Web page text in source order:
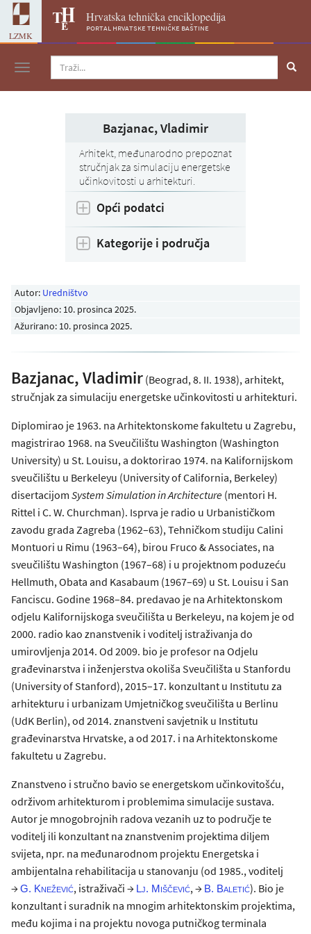
LZMK
Hrvatska tehnička enciklopedija
portal hrvatske tehničke baštine
Navigacija
Autor: Uredništvo
Objavljeno: 10. prosinca 2025.
Ažurirano: 10. prosinca 2025.
Bazjanac, Vladimir (Beograd, 8. II. 1938), arhitekt,
stručnjak za simulaciju energetske učinkovitosti u arhitekturi.
Diplomirao je 1963. na Arhitektonskome fakultetu u Zagrebu,
magistrirao 1968. na Sveučilištu Washington (Washington
University) u St. Louisu, a doktorirao 1974. na Kalifornijskom
sveučilištu u Berkeleyu (University of California, Berkeley)
disertacijom System Simulation in Architecture (mentori H.
Rittel i C. W. Churchman). Isprva je radio u Urbanističkom
zavodu grada Zagreba (1962–63), Tehničkom studiju Calini
Montuori u Rimu (1963–64), birou Fruco & Associates, na
sveučilištu Washington (1967–68) i u projektnom poduzeću
Hellmuth, Obata and Kasabaum (1967–69) u St. Louisu i San
Fanciscu. Godine 1968–84. predavao je na Arhitektonskom
odjelu Kalifornijskoga sveučilišta u Berkeleyu, na kojem je od
2000. radio kao znanstvenik i voditelj istraživanja do
umirovljenja 2014. Od 2009. bio je profesor na Odjelu
građevinarstva i inženjerstva okoliša Sveučilišta u Stanfordu
(University of Stanford), 2015–17. konzultant u Institutu za
arhitekturu i urbanizam Umjetničkog sveučilišta u Berlinu
(UdK Berlin), od 2014. znanstveni savjetnik u Institutu
građevinarstva Hrvatske, a od 2017. i na Arhitektonskome
fakultetu u Zagrebu.
Znanstveno i stručno bavio se energetskom učinkovitošću,
održivom arhitekturom i problemima simulacije sustava.
Autor je mnogobrojnih radova vezanih uz to područje te
voditelj ili konzultant na znanstvenim projektima diljem
svijeta, npr. na međunarodnom projektu Energetska i
ambijentalna rehabilitacija u stanovanju (od 1985., voditelj
→G. Knežević, istraživači → Lj. Miščević, → B. Baletić). Bio je
konzultant i suradnik na mnogim arhitektonskim projektima,
među kojima i na projektu novoga putničkog terminala
Bazjanac, Vladimir
Arhitekt, međunarodno prepoznat
stručnjak za simulaciju energetske
učinkovitosti u arhitekturi.
Opći podatci
Kategorije i područja